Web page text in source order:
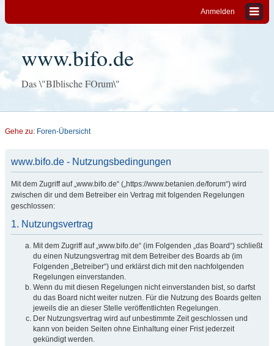
Anmelden
www.bifo.de
Das \"BIblische FOrum\"
Gehe zu: Foren-Übersicht
www.bifo.de - Nutzungsbedingungen
Mit dem Zugriff auf „www.bifo.de“ („https://www.betanien.de/forum“) wird
zwischen dir und dem Betreiber ein Vertrag mit folgenden Regelungen
geschlossen:
1. Nutzungsvertrag
Mit dem Zugriff auf „www.bifo.de“ (im Folgenden „das Board“) schließt
du einen Nutzungsvertrag mit dem Betreiber des Boards ab (im
Folgenden „Betreiber“) und erklärst dich mit den nachfolgenden
Regelungen einverstanden.
Wenn du mit diesen Regelungen nicht einverstanden bist, so darfst
du das Board nicht weiter nutzen. Für die Nutzung des Boards gelten
jeweils die an dieser Stelle veröffentlichten Regelungen.
Der Nutzungsvertrag wird auf unbestimmte Zeit geschlossen und
kann von beiden Seiten ohne Einhaltung einer Frist jederzeit
gekündigt werden.